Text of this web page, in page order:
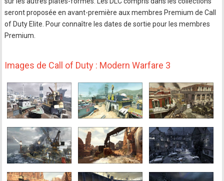
seront proposée en avant-première aux membres Premium de Call
of Duty Elite. Pour connaître les dates de sortie pour les membres
Premium.
Images de Call of Duty : Modern Warfare 3